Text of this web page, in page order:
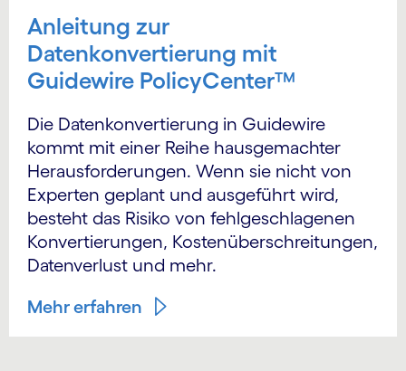
Anleitung zur
Datenkonvertierung mit
Guidewire PolicyCenter™
Die Datenkonvertierung in Guidewire
kommt mit einer Reihe hausgemachter
Herausforderungen. Wenn sie nicht von
Experten geplant und ausgeführt wird,
besteht das Risiko von fehlgeschlagenen
Konvertierungen, Kostenüberschreitungen,
Datenverlust und mehr.
Mehr erfahren